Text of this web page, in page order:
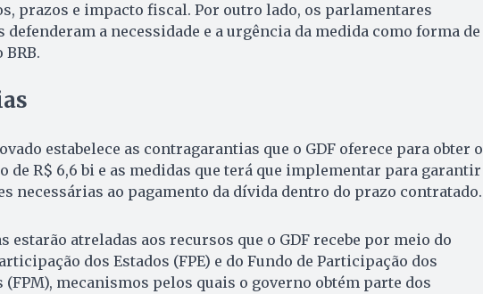
prazos e impacto fiscal. Por outro lado, os parlamentares
defenderam a necessidade e a urgência da medida como forma de
estabelece as contragarantias que o GDF oferece para obter o
de R$ 6,6 bi e as medidas que terá que implementar para garantir
necessárias ao pagamento da dívida dentro do prazo contratado.
estarão atreladas aos recursos que o GDF recebe por meio do
dos Estados (FPE) e do Fundo de Participação dos
mecanismos pelos quais o governo obtém parte dos